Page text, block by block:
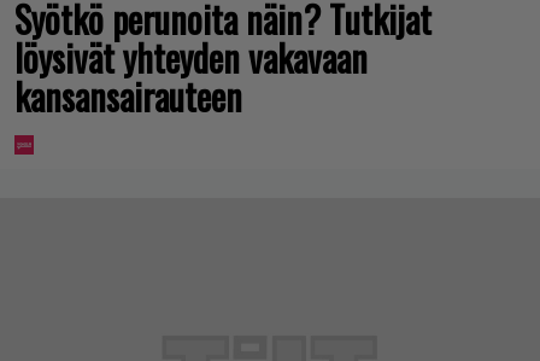
Syötkö perunoita näin? Tutkijat
löysivät yhteyden vakavaan
kansansairauteen